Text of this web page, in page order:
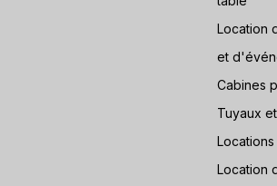
Location
et
Cabines
Tuyaux
Location